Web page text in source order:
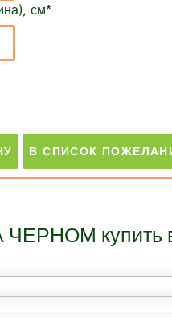
см*
купить